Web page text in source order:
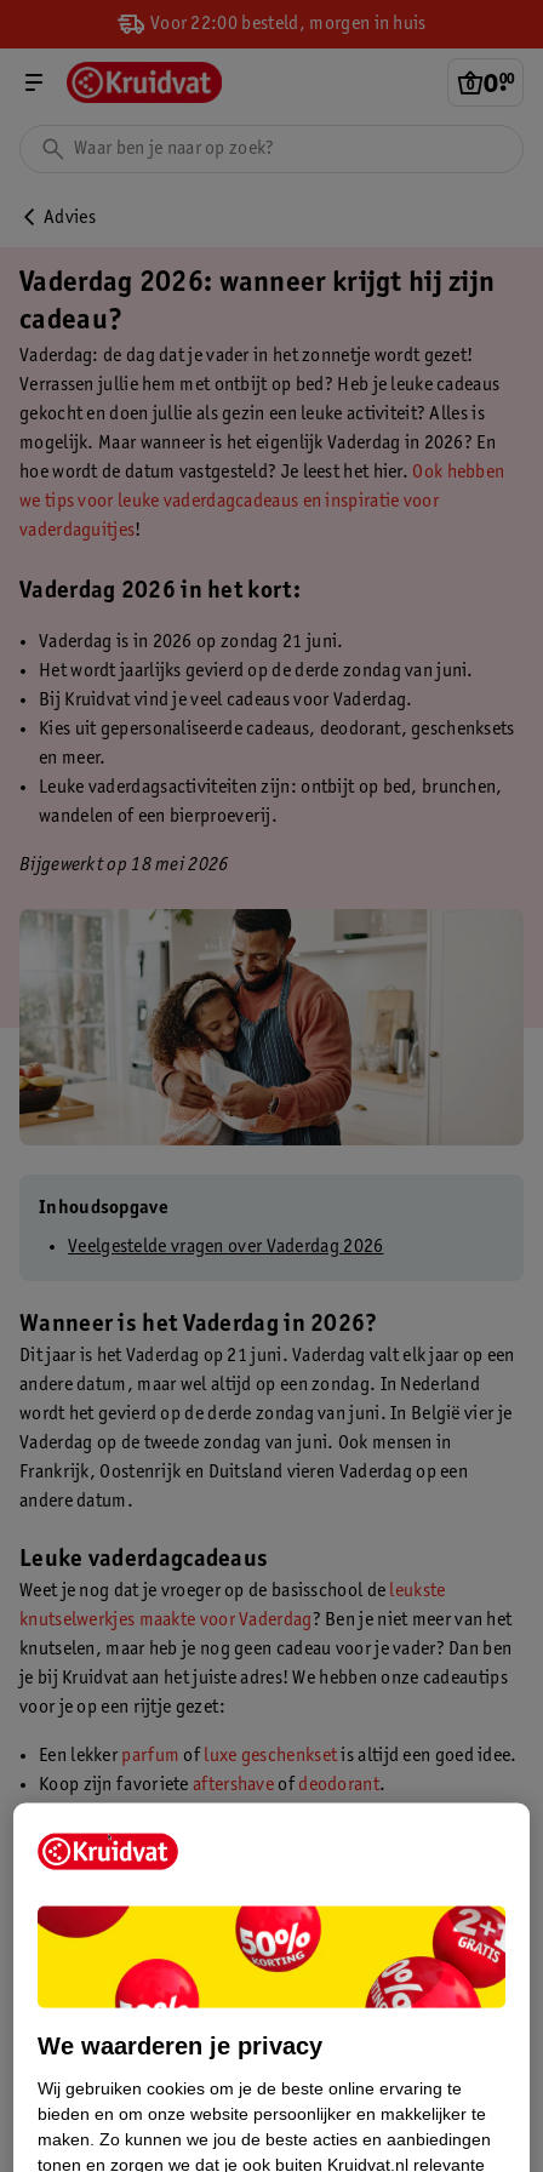
Voor 22:00 besteld, morgen in huis
0.
00
Advies
Vaderdag 2026: wanneer krijgt hij zijn
cadeau?
Vaderdag: de dag dat je vader in het zonnetje wordt gezet!
Verrassen jullie hem met ontbijt op bed? Heb je leuke cadeaus
gekocht en doen jullie als gezin een leuke activiteit? Alles is
mogelijk. Maar wanneer is het eigenlijk Vaderdag in 2026? En
hoe wordt de datum vastgesteld? Je leest het hier. Ook hebben
we tips voor leuke vaderdagcadeaus en inspiratie voor
vaderdaguitjes!
Vaderdag 2026 in het kort:
Vaderdag is in 2026 op zondag 21 juni.
Het wordt jaarlijks gevierd op de derde zondag van juni.
Bij Kruidvat vind je veel cadeaus voor Vaderdag.
Kies uit gepersonaliseerde cadeaus, deodorant, geschenksets
en meer.
Leuke vaderdagsactiviteiten zijn: ontbijt op bed, brunchen,
wandelen of een bierproeverij.
Bijgewerkt op 18 mei 2026
Inhoudsopgave
Veelgestelde vragen over Vaderdag 2026
Wanneer is het Vaderdag in 2026?
Dit jaar is het Vaderdag op 21 juni. Vaderdag valt elk jaar op een
andere datum, maar wel altijd op een zondag. In Nederland
wordt het gevierd op de derde zondag van juni. In België vier je
Vaderdag op de tweede zondag van juni. Ook mensen in
Frankrijk, Oostenrijk en Duitsland vieren Vaderdag op een
andere datum.
Leuke vaderdagcadeaus
Weet je nog dat je vroeger op de basisschool de leukste
knutselwerkjes maakte voor Vaderdag? Ben je niet meer van het
knutselen, maar heb je nog geen cadeau voor je vader? Dan ben
je bij Kruidvat aan het juiste adres! We hebben onze cadeautips
voor je op een rijtje gezet:
Een lekker parfum of luxe geschenksetis altijd een goed idee.
Koop zijn favorieteaftershave of deodorant.
voor bokshandschoenen, hardloopattributen of een dartbord!
Voor een snoepkont kunnen
Eengepersonaliseerd cadeauis superorigineel. Bijvoorbeeld
een bierglas met zijn naam erop, een tegeltje of zelfs een
straatnaambord voor in zijn mancave.
Of ga voor een toffegadget
Ontdek hier meer leuke inspiratie voor vaderdagcadeaus.
Activiteiten met Vaderdag
Datum check, cadeautjes check, maar wat ga je eigenlijk doen
met Vaderdag? Wij hebben onze tips op een rijtje gezet:
We waarderen je privacy
Wij gebruiken cookies om je de beste online ervaring te
bieden en om onze website persoonlijker en makkelijker te
maken. Zo kunnen we jou de beste acties en aanbiedingen
tonen en zorgen we dat je ook buiten Kruidvat.nl relevante